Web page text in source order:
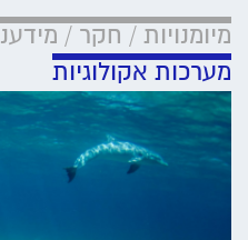
מיומנויות / חקר /
מערכות אקולוגיות